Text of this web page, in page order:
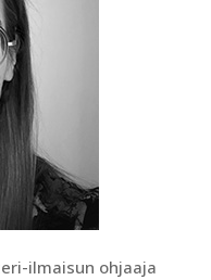
ilmaisun ohjaaja